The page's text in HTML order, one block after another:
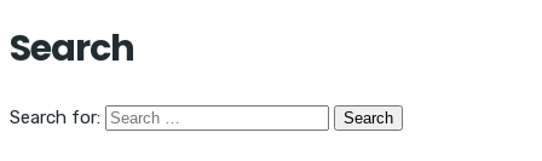
Search
Search for: